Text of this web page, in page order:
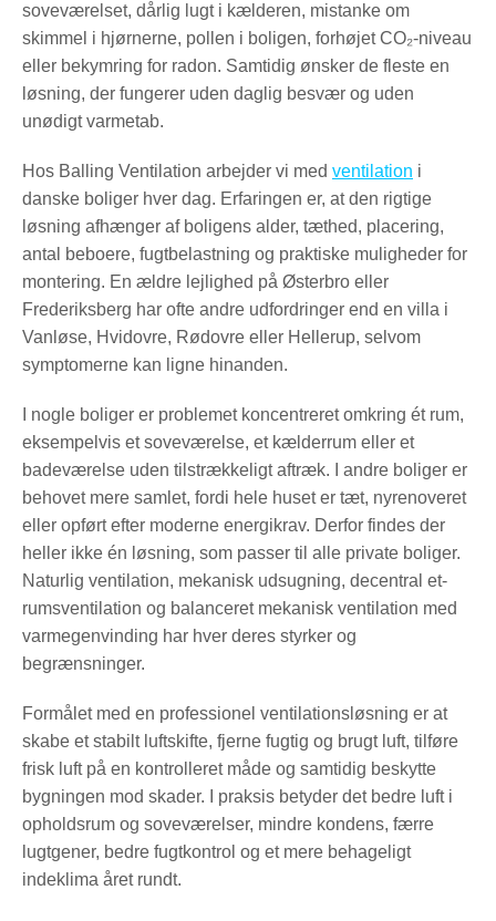
soveværelset, dårlig lugt i kælderen, mistanke om
skimmel i hjørnerne, pollen i boligen, forhøjet CO₂-niveau
eller bekymring for radon. Samtidig ønsker de fleste en
løsning, der fungerer uden daglig besvær og uden
unødigt varmetab.
Hos Balling Ventilation arbejder vi med ventilation i
danske boliger hver dag. Erfaringen er, at den rigtige
løsning afhænger af boligens alder, tæthed, placering,
antal beboere, fugtbelastning og praktiske muligheder for
montering. En ældre lejlighed på Østerbro eller
Frederiksberg har ofte andre udfordringer end en villa i
Vanløse, Hvidovre, Rødovre eller Hellerup, selvom
symptomerne kan ligne hinanden.
I nogle boliger er problemet koncentreret omkring ét rum,
eksempelvis et soveværelse, et kælderrum eller et
badeværelse uden tilstrækkeligt aftræk. I andre boliger er
behovet mere samlet, fordi hele huset er tæt, nyrenoveret
eller opført efter moderne energikrav. Derfor findes der
heller ikke én løsning, som passer til alle private boliger.
Naturlig ventilation, mekanisk udsugning, decentral et-
rumsventilation og balanceret mekanisk ventilation med
varmegenvinding har hver deres styrker og
begrænsninger.
Formålet med en professionel ventilationsløsning er at
skabe et stabilt luftskifte, fjerne fugtig og brugt luft, tilføre
frisk luft på en kontrolleret måde og samtidig beskytte
bygningen mod skader. I praksis betyder det bedre luft i
opholdsrum og soveværelser, mindre kondens, færre
lugtgener, bedre fugtkontrol og et mere behageligt
indeklima året rundt.